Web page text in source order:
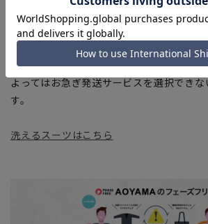
■店舗や各モールサイトと商品在庫を共有
上、ご注文いただいたタイミングにより欠
を完了できない場合がございます。予めご
■お急ぎ発送のご注文につきましても、
よってはお急ぎ発送サービスを選択でき
す。
洗えるスーツはこちら